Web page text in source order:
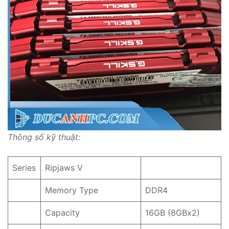
Thông số kỹ thuật:
Series Ripjaws V
Memory Type DDR4
Capacity 16GB (8GBx2)